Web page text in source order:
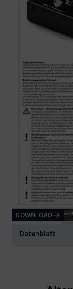
DOWNLOAD
Datenblatt